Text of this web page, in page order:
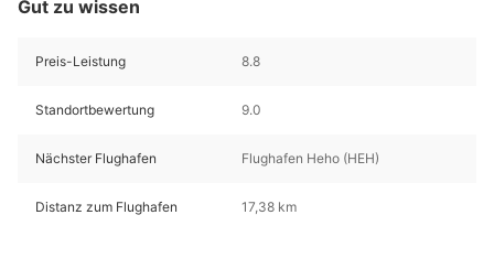
Gut zu wissen
Preis-Leistung 8.8
Standortbewertung 9.0
Nächster Flughafen Flughafen Heho (HEH)
Distanz zum Flughafen 17,38 km